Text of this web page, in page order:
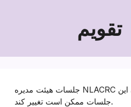
تقویم
جلسات هیئت مدیره NLACRC برای عموم آزاد است و همه می توانند در آن شرکت کنند. تاریخ و زمان این
جلسات ممکن است تغییر کند.